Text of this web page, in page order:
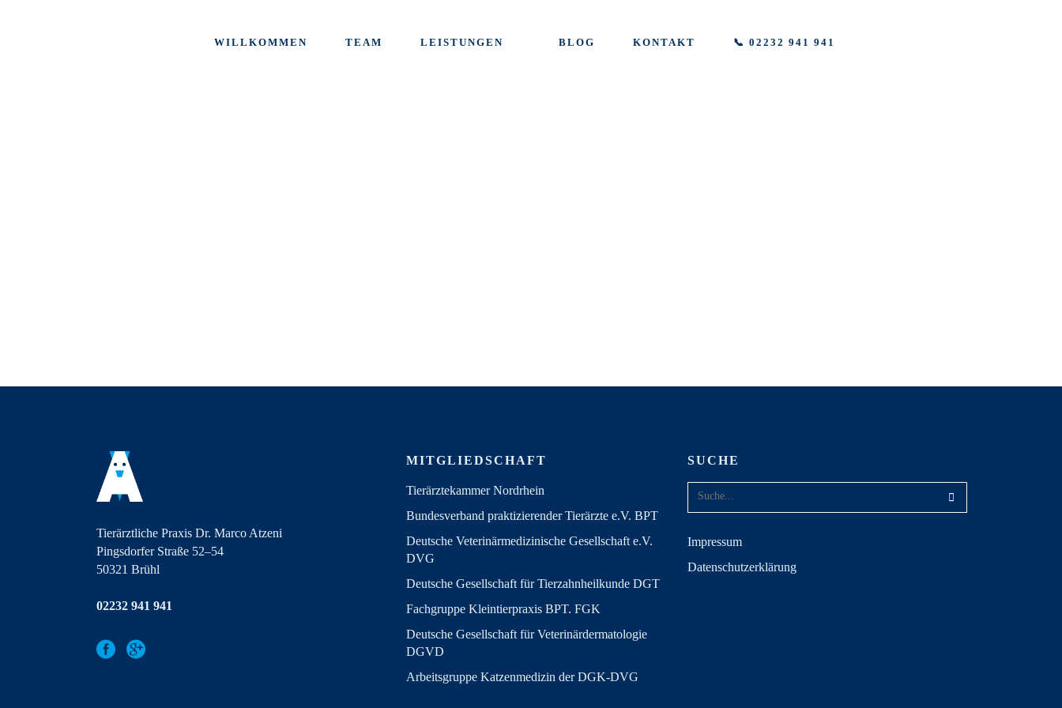
WILLKOMMEN TEAM LEISTUNGEN BLOG KONTAKT 📞 02232 941 941
Tierärztliche Praxis Dr. Marco Atzeni
Pingsdorfer Straße 52–54
50321 Brühl
02232 941 941
MITGLIEDSCHAFT
Tierärztekammer Nordrhein
Bundesverband praktizierender Tierärzte e.V. BPT
Deutsche Veterinärmedizinische Gesellschaft e.V.
DVG
Deutsche Gesellschaft für Tierzahnheilkunde DGT
Fachgruppe Kleintierpraxis BPT. FGK
Deutsche Gesellschaft für Veterinärdermatologie
DGVD
Arbeitsgruppe Katzenmedizin der DGK-DVG
SUCHE
Impressum
Datenschutzerklärung